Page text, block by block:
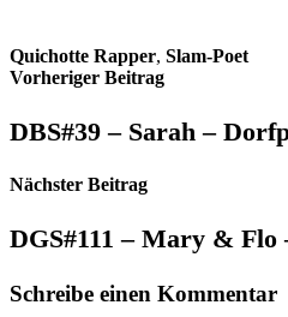
Quichotte Rapper, Slam-Poet
Beitragsnavigation
Vorheriger Beitrag
DBS#39 – Sarah –
Nächster Beitrag
DGS#111 – Mary & Flo
Schreibe einen Kommentar